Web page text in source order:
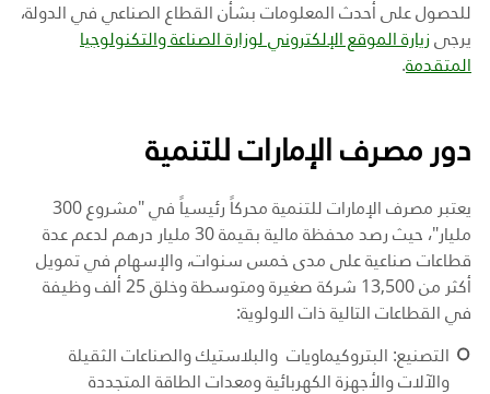
للحصول على أحدث المعلومات بشأن القطاع الصناعي في الدولة،
يرجى زيارة الموقع الإلكتروني لوزارة الصناعة والتكنولوجيا
المتقدمة.
دور مصرف الإمارات للتنمية
يعتبر مصرف الإمارات للتنمية محركاً رئيسياً في "مشروع 300
مليار"، حيث رصد محفظة مالية بقيمة 30 مليار درهم لدعم عدة
قطاعات صناعية على مدى خمس سنوات، والإسهام في تمويل
أكثر من 13,500 شركة صغيرة ومتوسطة وخلق 25 ألف وظيفة
في القطاعات التالية ذات الاولوية:
التصنيع: البتروكيماويات والبلاستيك والصناعات الثقيلة
والآلات والأجهزة الكهربائية ومعدات الطاقة المتجددة